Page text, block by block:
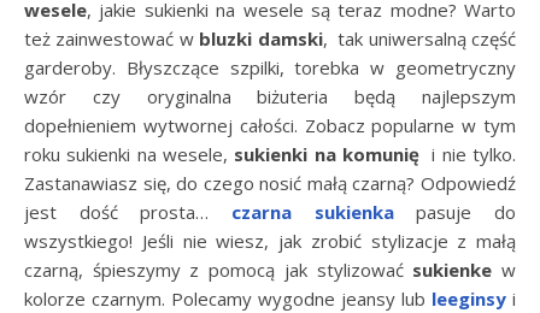
wesele, jakie sukienki na wesele są teraz modne? Warto
też zainwestować w bluzki damski, tak uniwersalną część
garderoby. Błyszczące szpilki, torebka w geometryczny
wzór czy oryginalna biżuteria będą najlepszym
dopełnieniem wytwornej całości. Zobacz popularne w tym
roku sukienki na wesele, sukienki na komunięi nie tylko.
Zastanawiasz się, do czego nosić małą czarną? Odpowiedź
jest dość prosta… czarna sukienkapasuje do
wszystkiego! Jeśli nie wiesz, jak zrobić stylizacje z małą
czarną, śpieszymy z pomocą jak stylizować sukienke w
kolorze czarnym. Polecamy wygodne jeansy lub leeginsy i